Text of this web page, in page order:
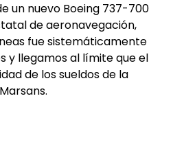
un nuevo Boeing 737-700
de aeronavegación,
fue sistemáticamente
y llegamos al límite que el
de los sueldos de la